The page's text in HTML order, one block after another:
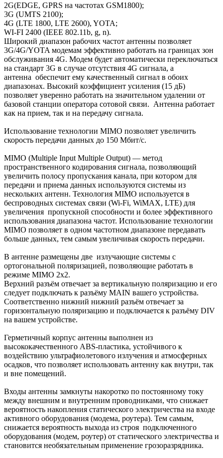
2G(EDGE, GPRS на частотах GSM1800);
3G (UMTS 2100);
4G (LTE 1800, LTE 2600), YOTA;
WI-FI 2400 (IEEE 802.11b, g, n).
Широкий диапазон рабочих частот антенны позволяет
3G/4G/YOTA модемам эффективно работать на границах зон
обслуживания 4G. Модем будет автоматически переключаться
на стандарт 3G в случае отсутствия 4G сигнала, а
антенна обеспечит ему качественный сигнал в обоих
диапазонах. Высокий коэффициент усиления (15 дБ)
позволяет уверенно работать на значительном удалении от
базовой станции оператора сотовой связи. Антенна работает
как на прием, так и на передачу сигнала.
Использование технологии MIMO позволяет увеличить
скорость передачи данных до 150 Мбит/с.
MIMO (Multiple Input Multiple Output) — метод
пространственного кодирования сигнала, позволяющий
увеличить полосу пропускания канала, при котором для
передачи и приема данных используются системы из
нескольких антенн. Технология MIMO используется в
беспроводных системах связи (Wi-Fi, WiMAX, LTE) для
увеличения пропускной способности и более эффективного
использования диапазона частот. Использование технологии
MIMO позволяет в одном частотном диапазоне передавать
больше данных, тем самым увеличивая скорость передачи.
В антенне размещены две излучающие системы с
ортогональной поляризацией, позволяющие работать в
режиме MIMO 2х2.
Верхний разъём отвечает за вертикальную поляризацию и его
следует подключать к разъёму MAIN вашего устройства.
Соответственно нижний нижний разъём отвечает за
горизонтальную поляризацию и подключается к разъёму DIV
на вашем устройстве.
Герметичный корпус антенны выполнен из
высококачественного ABS-пластика, устойчивого к
воздействию ультрафиолетового излучения и атмосферных
осадков, что позволяет использовать антенну как внутри, так
и вне помещений.
Входы антенны замкнуты накоротко по постоянному току
между внешним и внутренним проводниками, что снижает
вероятность накопления статического электричества на входе
активного оборудования (модема, роутера). Тем самым,
снижается вероятность выхода из строя подключенного
оборудования (модем, роутер) от статического электричества и
становится необязательным применение грозоразрядника.